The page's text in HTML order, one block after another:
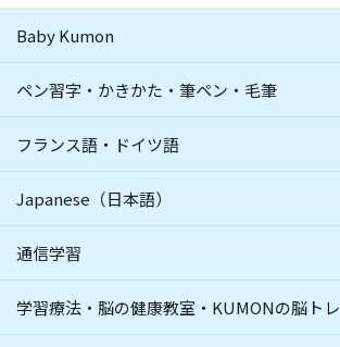
Baby Kumon
ペン習字・かきかた・筆ペン・毛筆
フランス語・ドイツ語
Japanese（日本語）
通信学習
学習療法・脳の健康教室・KUMONの脳トレ